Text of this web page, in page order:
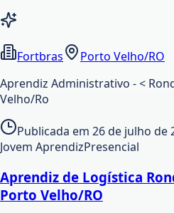
Fortbras
Porto Velho/RO
Aprendiz Administrativo - <
Velho/Ro
Publicada em 26 de julho de
Jovem AprendizPresencial
Aprendiz de Logística
Porto Velho/RO